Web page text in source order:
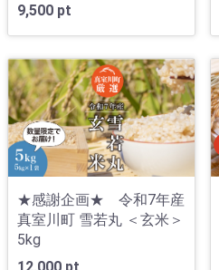
9,500 pt
★感謝企画★ 令和7年産
真室川町 雪若丸 ＜玄米＞
5kg